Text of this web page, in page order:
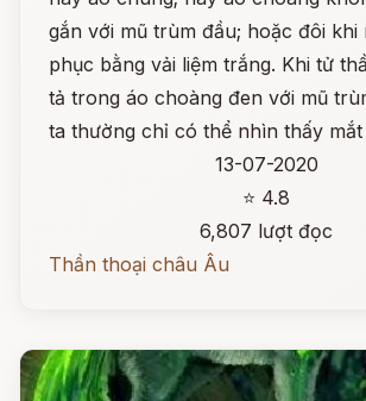
gắn với mũ trùm đầu; hoặc đôi khi
phục bằng vải liệm trắng. Khi tử
tả trong áo choàng đen với mũ
ta thường chỉ có thể nhìn thấy
13-07-2020
⭐ 4.8
6,807 lượt đọc
Thần thoại châu Âu